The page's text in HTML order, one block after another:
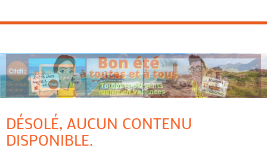
DÉSOLÉ, AUCUN CONTENU
DISPONIBLE.